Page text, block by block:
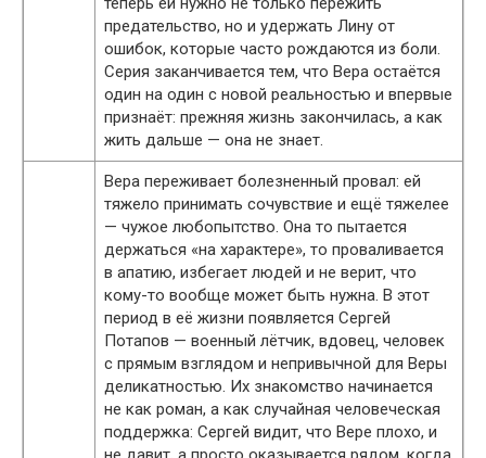
предательство, но и удержать Лину от
ошибок, которые часто рождаются из боли.
Серия заканчивается тем, что Вера остаётся
один на один с новой реальностью и впервые
признаёт: прежняя жизнь закончилась, а как
жить дальше — она не знает.
Вера переживает болезненный провал: ей
тяжело принимать сочувствие и ещё тяжелее
— чужое любопытство. Она то пытается
держаться «на характере», то проваливается
в апатию, избегает людей и не верит, что
кому-то вообще может быть нужна. В этот
период в её жизни появляется Сергей
Потапов — военный лётчик, вдовец, человек
с прямым взглядом и непривычной для Веры
деликатностью. Их знакомство начинается
не как роман, а как случайная человеческая
поддержка: Сергей видит, что Вере плохо, и